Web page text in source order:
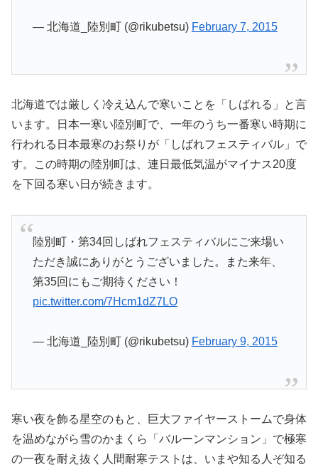
— 北海道_陸別町 (@rikubetsu) February 7, 2015
北海道では厳しく冷え込んで寒いことを「しばれる」と言
います。日本一寒い陸別町で、一年のうち一番寒い時期に
行われる日本最寒のお祭りが「しばれフェスティバル」で
す。この時期の陸別町は、連日最低気温がマイナス20度
を下回る寒い日が続きます。
陸別町・第34回しばれフェスティバルにご来場い
ただき誠にありがとうございました。また来年、
第35回にもご期待ください！
pic.twitter.com/7Hcm1dZ7LO
— 北海道_陸別町 (@rikubetsu) February 9, 2015
寒い夜を飾る星空のもと、巨大ファイヤーストームで身体
を温めながら雪のかまくら「バルーンマンション」で極寒
の一夜を耐え抜く人間耐寒テストは、いまや知る人ぞ知る